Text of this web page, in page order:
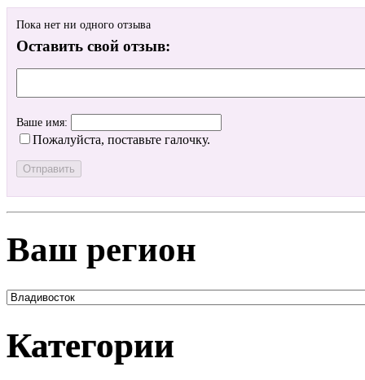
Пока нет ни одного отзыва
Оставить свой отзыв:
Ваше имя:
Пожалуйста, поставьте галочку.
Ваш регион
Категории